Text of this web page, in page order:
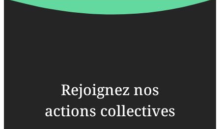
Rejoignez nos
actions collectives